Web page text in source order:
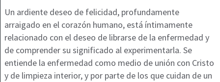
Un ardiente deseo de felicidad, profundamente
arraigado en el corazón humano, está íntimamente
relacionado con el deseo de librarse de la enfermedad y
de comprender su significado al experimentarla. Se
entiende la enfermedad como medio de unión con Cristo
y de limpieza interior, y por parte de los que cuidan de un